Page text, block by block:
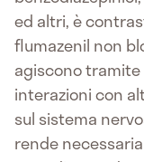
ed altri, è
flumazenil non
agiscono tramite
interazioni con
sul sistema
rende